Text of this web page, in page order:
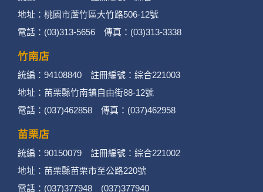
地址：桃園市蘆竹區大竹路506-12號
電話：(03)313-5656 傳真：(03)313-3338
竹南店
統編：94108840 註冊編號：綜合221003
地址：苗栗縣竹南鎮自由街88-12號
電話：(037)462858 傳真：(037)462958
苗栗店
統編：90150079 註冊編號：綜合221002
地址：苗栗縣苗栗市至公路220號
電話：(037)377948 (037)377940